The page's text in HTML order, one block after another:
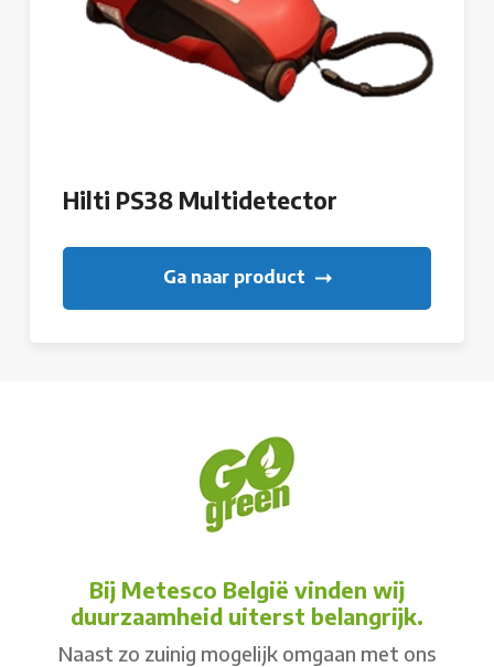
Hilti PS38 Multidetector
Ga naar product
Bij Metesco België vinden wij
duurzaamheid uiterst belangrijk.
Naast zo zuinig mogelijk omgaan met ons